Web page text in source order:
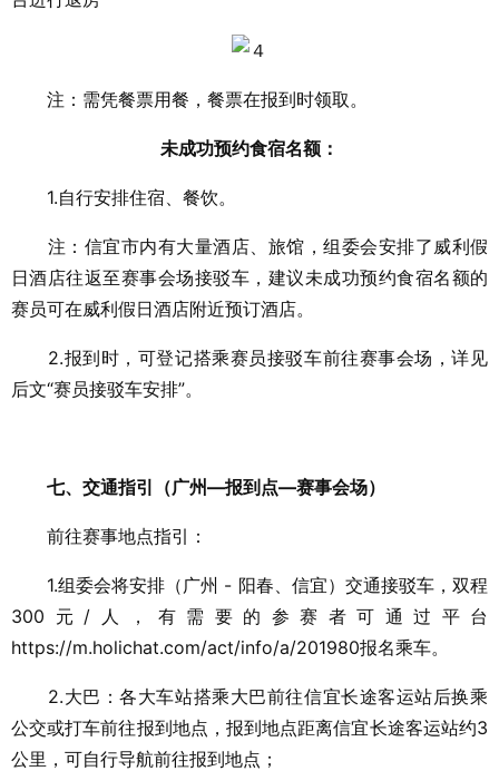
注：需凭餐票用餐，餐票在报到时领取。
未成功预约食宿名额：
1.自行安排住宿、餐饮。
注：信宜市内有大量酒店、旅馆，组委会安排了威利假
日酒店往返至赛事会场接驳车，建议未成功预约食宿名额的
赛员可在威利假日酒店附近预订酒店。
2.报到时，可登记搭乘赛员接驳车前往赛事会场，详见
后文“赛员接驳车安排”。
七、交通指引（广州—报到点—赛事会场）
前往赛事地点指引：
1.组委会将安排（广州 - 阳春、信宜）交通接驳车，双程
300元/人，有需要的参赛者可通过平台
https://m.holichat.com/act/info/a/201980报名乘车。
2.大巴：各大车站搭乘大巴前往信宜长途客运站后换乘
公交或打车前往报到地点，报到地点距离信宜长途客运站约3
公里，可自行导航前往报到地点；